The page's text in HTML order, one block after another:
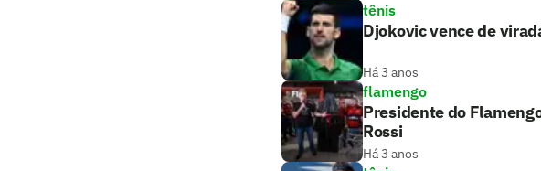
tênis
Djokovic vence de
Há 3 anos
flamengo
Presidente do
Rossi
Há 3 anos